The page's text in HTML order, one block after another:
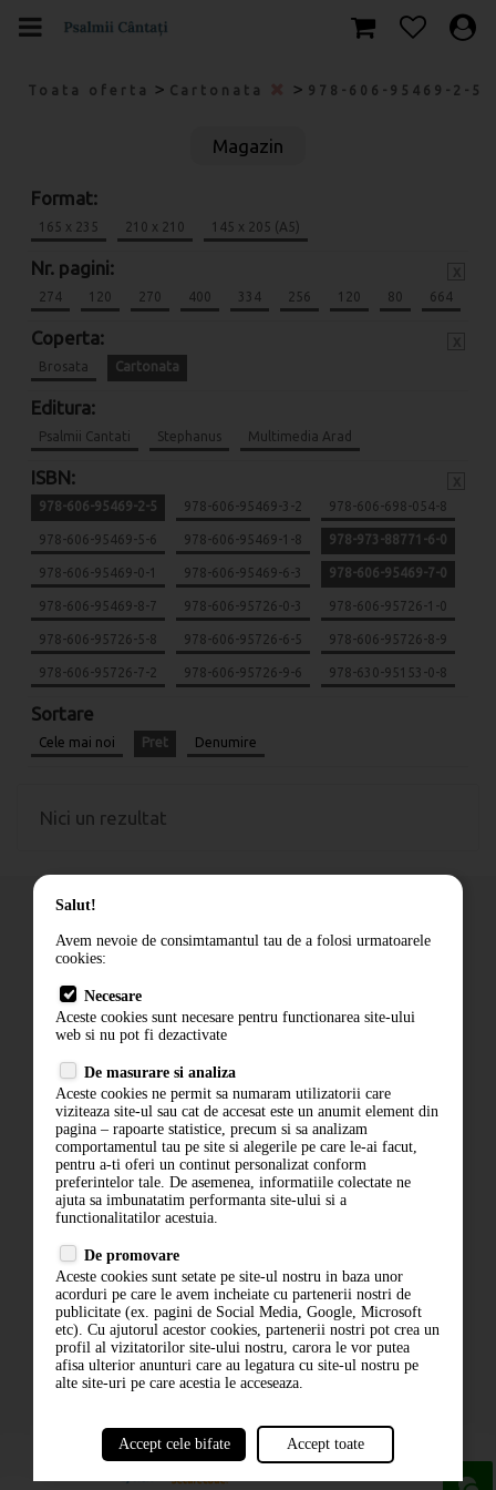
Toata oferta > Cartonata > 978-606-95469-2-5
Magazin
Format:
165 x 235 210 x 210 145 x 205 (A5)
Nr. pagini:
274 120 270 400 334 256 120 80 664
Coperta:
Brosata Cartonata
Editura:
Psalmii Cantati Stephanus Multimedia Arad
ISBN:
978-606-95469-2-5 978-606-95469-3-2 978-606-698-054-8
978-606-95469-5-6 978-606-95469-1-8 978-973-88771-6-0
978-606-95469-0-1 978-606-95469-6-3 978-606-95469-7-0
978-606-95469-8-7 978-606-95726-0-3 978-606-95726-1-0
978-606-95726-5-8 978-606-95726-6-5 978-606-95726-8-9
978-606-95726-7-2 978-606-95726-9-6 978-630-95153-0-8
Sortare
Cele mai noi Pret Denumire
Nici un rezultat
Cum comand
Livrare
Contact
Politica de confidentialitate
ANPC
ABONARE LA NEWSLETTER
ABONARE
Salut!
Avem nevoie de consimtamantul tau de a folosi urmatoarele
cookies:
Necesare
Aceste cookies sunt necesare pentru functionarea site-ului
web si nu pot fi dezactivate
De masurare si analiza
Aceste cookies ne permit sa numaram utilizatorii care
viziteaza site-ul sau cat de accesat este un anumit element din
pagina – rapoarte statistice, precum si sa analizam
comportamentul tau pe site si alegerile pe care le-ai facut,
pentru a-ti oferi un continut personalizat conform
preferintelor tale. De asemenea, informatiile colectate ne
ajuta sa imbunatatim performanta site-ului si a
functionalitatilor acestuia.
De promovare
Aceste cookies sunt setate pe site-ul nostru in baza unor
acorduri pe care le avem incheiate cu partenerii nostri de
publicitate (ex. pagini de Social Media, Google, Microsoft
etc). Cu ajutorul acestor cookies, partenerii nostri pot crea un
profil al vizitatorilor site-ului nostru, carora le vor putea
afisa ulterior anunturi care au legatura cu site-ul nostru pe
alte site-uri pe care acestia le acceseaza.
Accept cele bifate Accept toate